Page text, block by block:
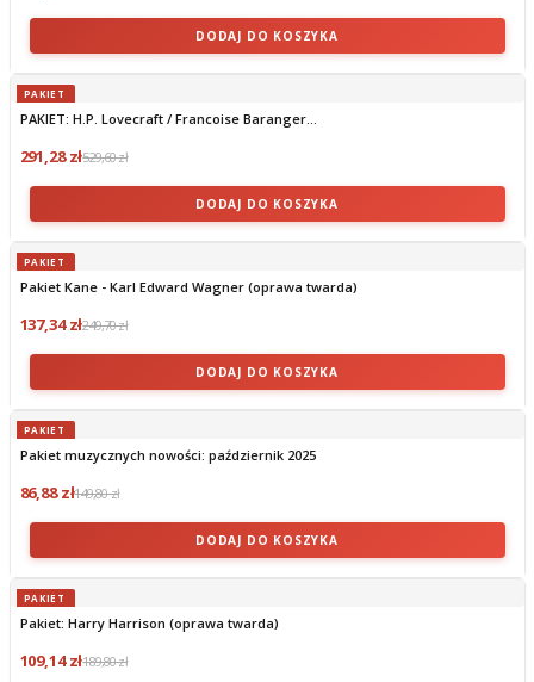
DODAJ DO KOSZYKA
PAKIET
PAKIET: H.P. Lovecraft / Francoise Baranger...
291,28 zł529,60 zł
DODAJ DO KOSZYKA
PAKIET
Pakiet Kane - Karl Edward Wagner (oprawa twarda)
137,34 zł249,70 zł
DODAJ DO KOSZYKA
PAKIET
Pakiet muzycznych nowości: październik 2025
86,88 zł149,80 zł
DODAJ DO KOSZYKA
PAKIET
Pakiet: Harry Harrison (oprawa twarda)
109,14 zł189,80 zł